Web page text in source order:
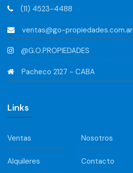
(11) 4523-4488
ventas@go-propiedades.com.ar
@G.O.PROPIEDADES
Pacheco 2127 - CABA
Links
Ventas
Alquileres
Nosotros
Contacto